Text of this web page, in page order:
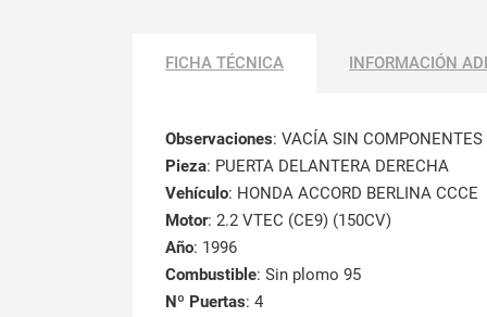
FICHA TÉCNICA INFORMACIÓN
Observaciones: VACÍA SIN COMPONENTES
Pieza: PUERTA DELANTERA DERECHA
Vehículo: HONDA ACCORD BERLINA CCCE
Motor: 2.2 VTEC (CE9) (150CV)
Año: 1996
Combustible: Sin plomo 95
Nº Puertas: 4